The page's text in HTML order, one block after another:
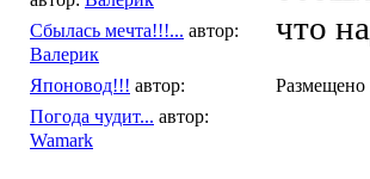
что
Размещено
Сбылась мечта!!!... автор:
Валерик
Японовод!!! автор:
Погода чудит... автор:
Wamark